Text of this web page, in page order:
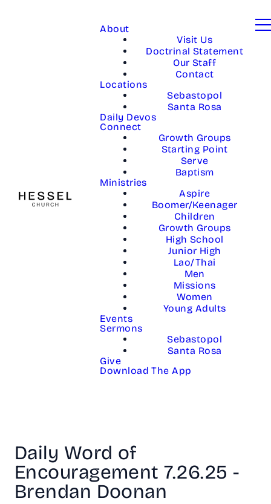
About
Visit Us
Doctrinal Statement
Our Staff
Contact
Locations
Sebastopol
Santa Rosa
Daily Devos
Connect
Growth Groups
Starting Point
Serve
Baptism
Ministries
Aspire
Boomer/Keenager
Children
Growth Groups
High School
Junior High
Lao/Thai
Men
Missions
Women
Young Adults
Events
Sermons
Sebastopol
Santa Rosa
Give
Download The App
Daily Word of
Encouragement 7.26.25 -
Brendan Doonan